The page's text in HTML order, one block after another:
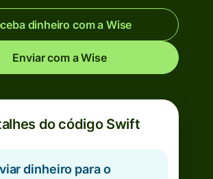
dinheiro com a Wise
Enviar com a Wise
do código Swift
dinheiro para o